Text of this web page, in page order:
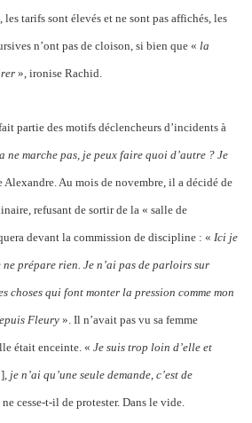
les tarifs sont élevés et ne sont pas affichés, les
n’ont pas de cloison, si bien que « la
», ironise Rachid.
partie des motifs déclencheurs d’incidents à
ne marche pas, je peux faire quoi d’autre ? Je
Alexandre. Au mois de novembre, il a décidé de
refusant de sortir de la « salle de
devant la commission de discipline : « Ici je
prépare rien. Je n’ai pas de parloirs sur
choses qui font monter la pression comme mon
Fleury ». Il n’avait pas vu sa femme
était enceinte. « Je suis trop loin d’elle et
je n’ai qu’une seule demande, c’est de
ne cesse-t-il de protester. Dans le vide.